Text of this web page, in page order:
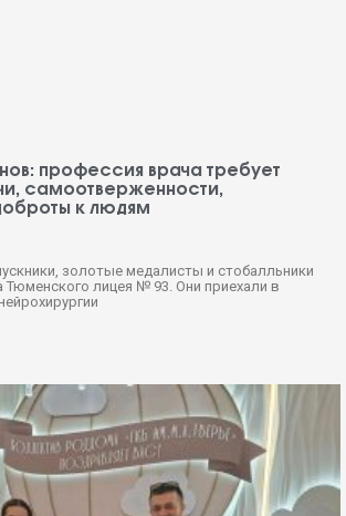
профессия врача требует
самоотверженности,
к людям
золотые медалисты и стобалльники
Тюменского лицея № 93. Они приехали в